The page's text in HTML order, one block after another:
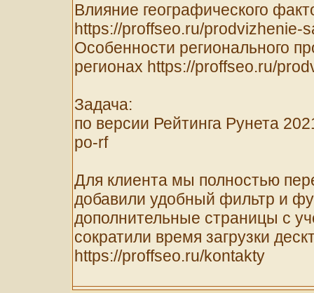
Влияние географического
https://proffseo.ru/prodvizhenie-
Особенности регионального
регионах https://proffseo.ru/
Задача:
по версии Рейтинга Рунета
po-rf
Для клиента мы полностью
добавили удобный фильтр и
дополнительные страницы с
сократили время загрузки
https://proffseo.ru/kontakty